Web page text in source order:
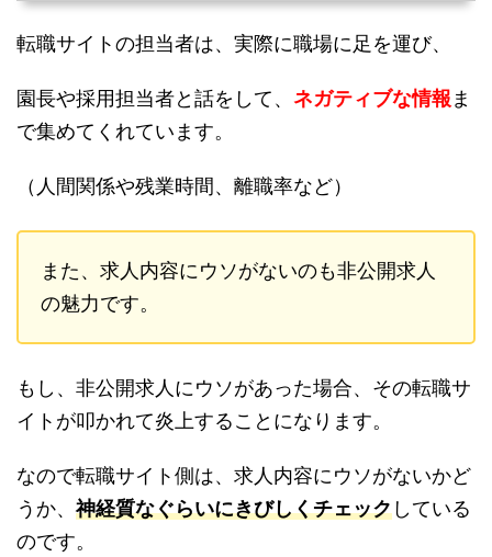
転職サイトの担当者は、実際に職場に足を運び、
園長や採用担当者と話をして、 ネガティブな情報 ま
で集めてくれています。
（人間関係や残業時間、離職率など）
また、求人内容にウソがないのも非公開求人
の魅力です。
もし、非公開求人にウソがあった場合、その転職サ
イトが叩かれて炎上することになります。
なので転職サイト側は、求人内容にウソがないかど
うか、 神経質なぐらいにきびしくチェックしている
のです。